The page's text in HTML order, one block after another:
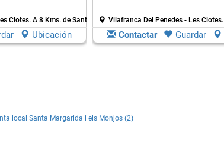
Clotes. A 8 Kms. de Sant Marti Sarroca
Ubicación
Vilafranca Del Penedes - Les Clotes.
Contactar Guardar
local Santa Margarida i els Monjos (2)